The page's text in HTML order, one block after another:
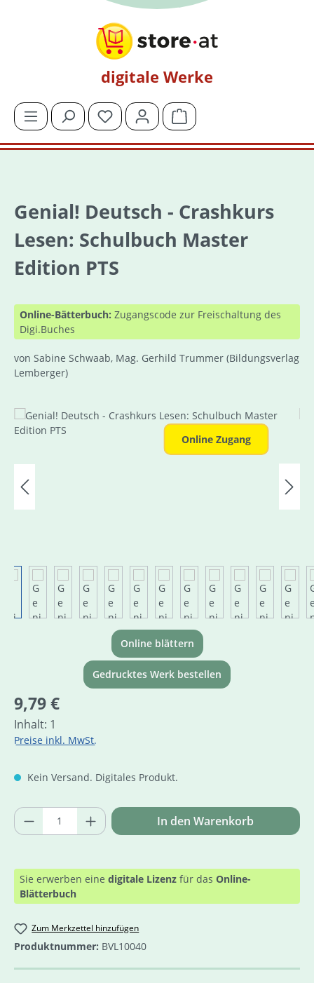
digitale Werke
Du hast 0 Produkte auf dem Merkzettel
Warenkorb enthält 0
Genial! Deutsch - Crashkurs
Lesen: Schulbuch Master
Edition PTS
Online-Bätterbuch: Zugangscode zur Freischaltung des
Digi.Buches
von Sabine Schwaab, Mag. Gerhild Trummer (Bildungsverlag
Lemberger)
Bildergalerie überspringen
Online Zugang
Online blättern
Gedrucktes Werk bestellen
Regulärer Preis:
9,79 €
Inhalt: 1
Preise inkl. MwSt.
Kein Versand. Digitales Produkt.
Produkt Anzahl: Gib den gewünschten
In den Warenkorb
Sie erwerben eine digitale Lizenz für das Online-
Blätterbuch
Zum Merkzettel hinzufügen
Produktnummer: BVL10040